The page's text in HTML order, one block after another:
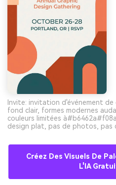
Invite: invitation d'événement
fond clair, formes modernes
couleurs limitées
design plat, pas de photos, pas
Créez Des Visuels De
L'IA